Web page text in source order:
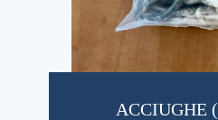
ACCIUGHE (